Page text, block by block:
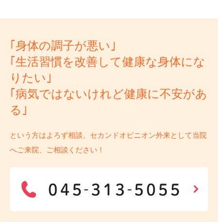
｢身体の調子が悪い｣
｢生活習慣を改善して健康な身体にな
りたい｣
｢病気ではないけれど健康に不安があ
る｣
という方はよろず相談、セカンドオピニオン外来として当院
へご来院、ご相談ください！